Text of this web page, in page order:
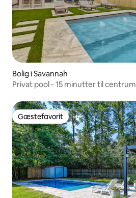
Bolig i Savannah
Privat pool - 15 minutter til centrum
Gæstefavorit
Gæstefavorit